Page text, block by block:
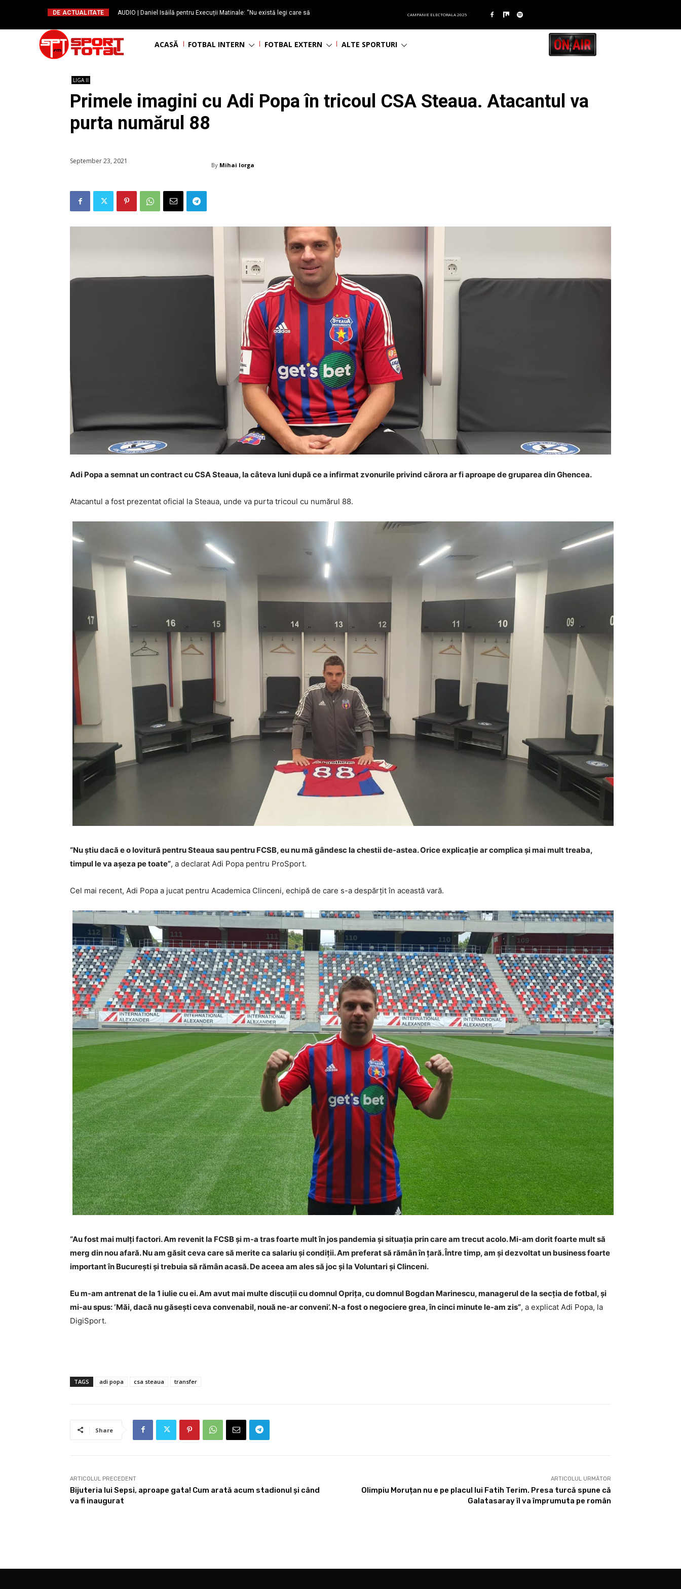
DE ACTUALITATE
AUDIO | Daniel Isăilă pentru Execuții Matinale: “Nu există legi care să
CAMPANIE ELECTORALA 2025
ACASĂ FOTBAL INTERN FOTBAL EXTERN ALTE SPORTURI
LIGA II
Primele imagini cu Adi Popa în tricoul CSA Steaua. Atacantul va
purta numărul 88
September 23, 2021 By Mihai Iorga
Adi Popa a semnat un contract cu CSA Steaua, la câteva luni după ce a infirmat zvonurile privind cărora ar fi aproape de gruparea din Ghencea.
Atacantul a fost prezentat oficial la Steaua, unde va purta tricoul cu numărul 88.
“Nu știu dacă e o lovitură pentru Steaua sau pentru FCSB, eu nu mă gândesc la chestii de-astea. Orice explicație ar complica și mai mult treaba,
timpul le va așeza pe toate”, a declarat Adi Popa pentru ProSport.
Cel mai recent, Adi Popa a jucat pentru Academica Clinceni, echipă de care s-a despărțit în această vară.
“Au fost mai mulți factori. Am revenit la FCSB și m-a tras foarte mult în jos pandemia și situația prin care am trecut acolo. Mi-am dorit foarte mult să
merg din nou afară. Nu am găsit ceva care să merite ca salariu și condiții. Am preferat să rămân în țară. Între timp, am și dezvoltat un business foarte
important în București și trebuia să rămân acasă. De aceea am ales să joc și la Voluntari și Clinceni.
Eu m-am antrenat de la 1 iulie cu ei. Am avut mai multe discuții cu domnul Oprița, cu domnul Bogdan Marinescu, managerul de la secția de fotbal, și
mi-au spus: ‘Măi, dacă nu găsești ceva convenabil, nouă ne-ar conveni’. N-a fost o negociere grea, în cinci minute le-am zis”, a explicat Adi Popa, la
DigiSport.
TAGS adi popa csa steaua transfer
Share
ARTICOLUL PRECEDENT
Bijuteria lui Sepsi, aproape gata! Cum arată acum stadionul și când
va fi inaugurat
ARTICOLUL URMĂTOR
Olimpiu Moruțan nu e pe placul lui Fatih Terim. Presa turcă spune că
Galatasaray îl va împrumuta pe român